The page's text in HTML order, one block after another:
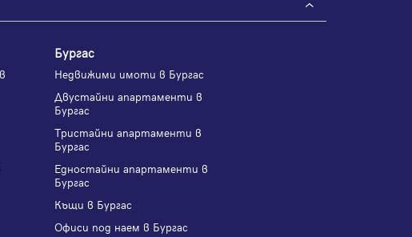
Бургас
Недвижими имоти в Бургас
Двустайни апартаменти в
Бургас
Тристайни апартаменти в
Бургас
Едностайни апартаменти в
Бургас
Къщи в Бургас
Офиси под наем в Бургас